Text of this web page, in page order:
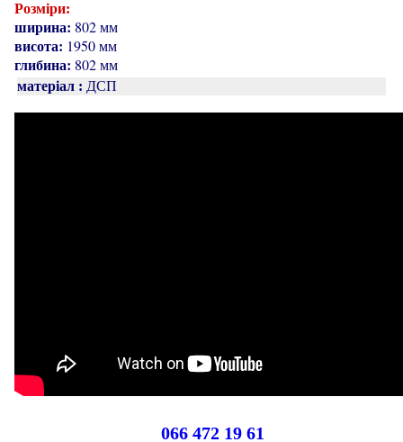
Розміри:
ширина: 802 мм
висота: 1950 мм
глибина: 802 мм
матеріал : ДСП
066 472 19 61